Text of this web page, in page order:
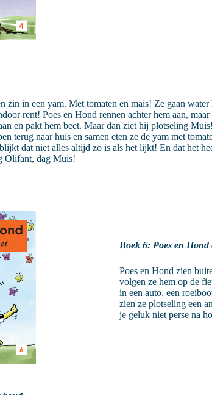
zin in een yam. Met tomaten en mais! Ze gaan
rent! Poes en Hond rennen achter hem aan,
en pakt hem beet. Maar dan ziet hij plotseling
terug naar huis en samen eten ze de yam met
dat niet alles altijd zo is als het lijkt! En dat het
Olifant, dag Muis!
Boek 6: Poes en Hond
Poes en Hond zien
volgen ze hem op de
in een auto, een
zien ze plotseling een
je geluk niet perse na